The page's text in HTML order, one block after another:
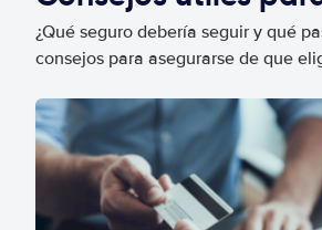
¿Qué seguro debería seguir y qué
consejos para asegurarse de que